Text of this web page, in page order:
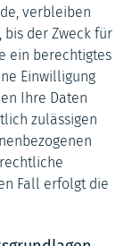
verbleiben
bis der Zweck für
ein berechtigtes
Einwilligung
Ihre Daten
zulässigen
Fall erfolgt die